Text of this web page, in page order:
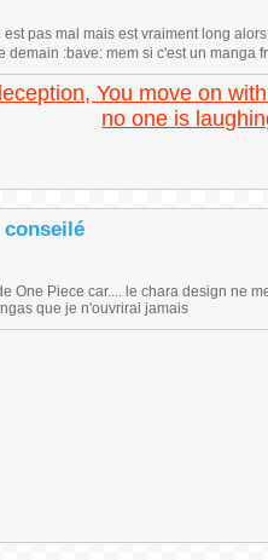
pas mal mais est vraiment long
demain :bave: mem si c'est un manga
You move on
no one is
conseilé
One Piece car.... le chara design ne
que je n'ouvrirai jamais